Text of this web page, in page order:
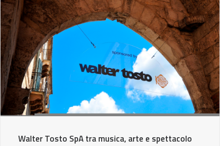
Walter Tosto SpA tra musica, arte e spettacolo